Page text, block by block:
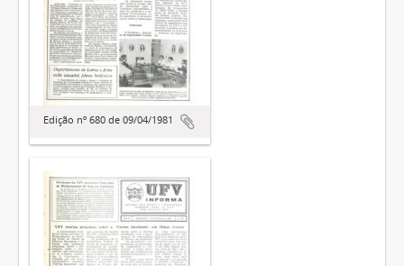
Edição nº 680 de 09/04/1981